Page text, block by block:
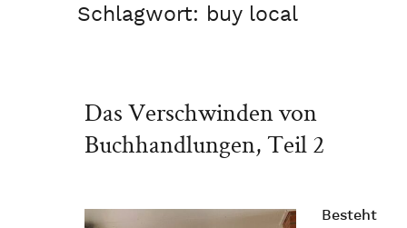
Schlagwort: buy local
Das Verschwinden von
Buchhandlungen, Teil 2
Besteht